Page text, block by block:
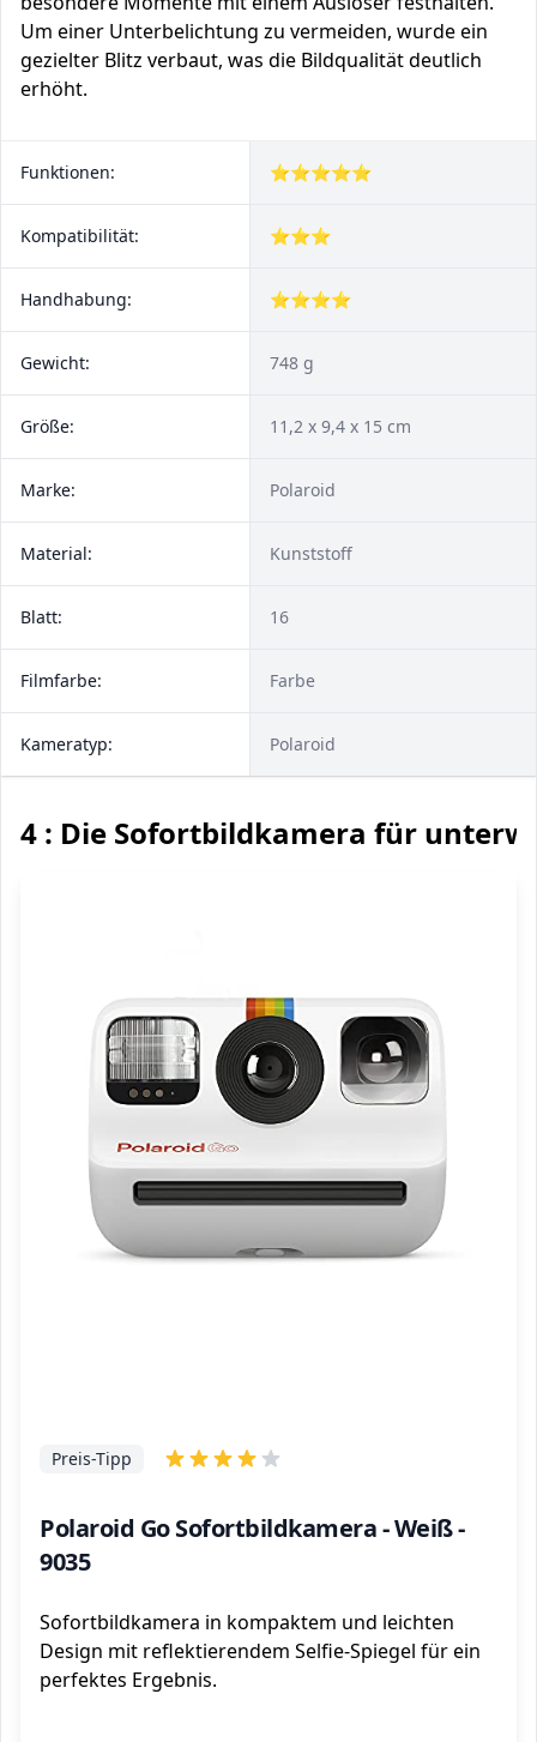
Um einer Unterbelichtung zu vermeiden, wurde ein
gezielter Blitz verbaut, was die Bildqualität deutlich
erhöht.
Funktionen: ⭐⭐⭐⭐⭐
Kompatibilität: ⭐⭐⭐
Handhabung: ⭐⭐⭐⭐
Gewicht: 748 g
Größe: 11,2 x 9,4 x 15 cm
Marke: Polaroid
Material: Kunststoff
Blatt: 16
Filmfarbe: Farbe
Kameratyp: Polaroid
4 : Die Sofortbildkamera für
Polaroid Go Sofortbildkamera - Weiß -
9035
Preis-Tipp
Sofortbildkamera in kompaktem und leichten
Design mit reflektierendem Selfie-Spiegel für ein
perfektes Ergebnis.